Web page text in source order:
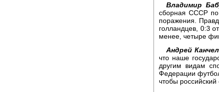
Владимир
сборная СССР по
поражения.
голландцев, 0:3
менее, четыре
Андрей
что наше
другим видам
Федерации
чтобы